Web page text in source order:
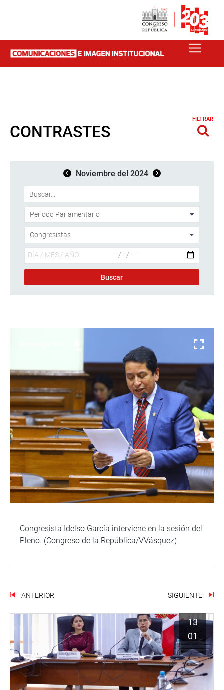
CONTRASTES
FILTRAR
Noviembre del 2024
Congresista Idelso García interviene en la sesión del
Pleno. (Congreso de la República/VVásquez)
ANTERIOR SIGUIENTE
13
01